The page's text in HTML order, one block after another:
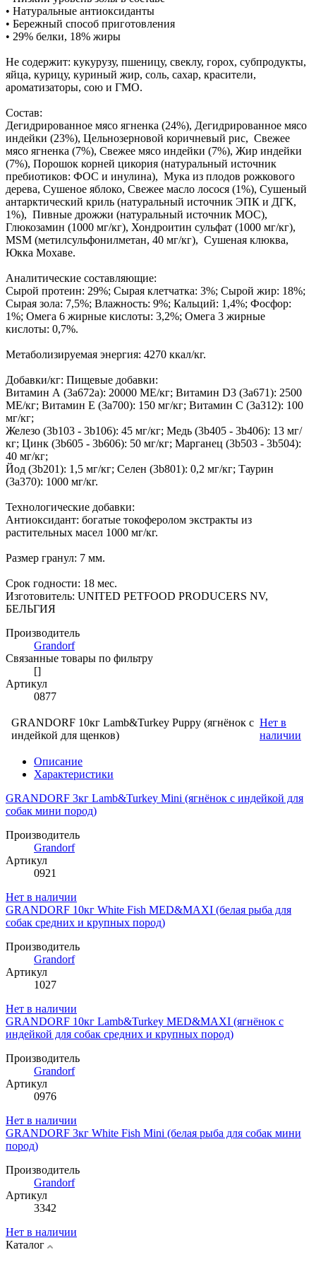
• Натуральные антиоксиданты
• Бережный способ приготовления
• 29% белки, 18% жиры
Не содержит: кукурузу, пшеницу, свеклу, горох, субпродукты,
яйца, курицу, куриный жир, соль, сахар, красители,
ароматизаторы, сою и ГМО.
Состав:
Дегидрированное мясо ягненка (24%), Дегидрированное мясо
индейки (23%), Цельнозерновой коричневый рис, Свежее
мясо ягненка (7%), Свежее мясо индейки (7%), Жир индейки
(7%), Порошок корней цикория (натуральный источник
пребиотиков: ФОС и инулина), Мука из плодов рожкового
дерева, Сушеное яблоко, Свежее масло лосося (1%), Сушеный
антарктический криль (натуральный источник ЭПК и ДГК,
1%), Пивные дрожжи (натуральный источник МОС),
Глюкозамин (1000 мг/кг), Хондроитин сульфат (1000 мг/кг),
MSM (метилсульфонилметан, 40 мг/кг), Сушеная клюква,
Юкка Мохаве.
Аналитические составляющие:
Сырой протеин: 29%; Сырая клетчатка: 3%; Сырой жир: 18%;
Сырая зола: 7,5%; Влажность: 9%; Кальций: 1,4%; Фосфор:
1%; Омега 6 жирные кислоты: 3,2%; Омега 3 жирные
кислоты: 0,7%.
Метаболизируемая энергия: 4270 ккал/кг.
Добавки/кг: Пищевые добавки:
Витамин А (3а672а): 20000 МЕ/кг; Витамин D3 (3а671): 2500
МЕ/кг; Витамин Е (3а700): 150 мг/кг; Витамин С (3а312): 100
мг/кг;
Железо (3b103 - 3b106): 45 мг/кг; Медь (3b405 - 3b406): 13 мг/
кг; Цинк (3b605 - 3b606): 50 мг/кг; Марганец (3b503 - 3b504):
40 мг/кг;
Йод (3b201): 1,5 мг/кг; Селен (3b801): 0,2 мг/кг; Таурин
(3a370): 1000 мг/кг.
Технологические добавки:
Антиоксидант: богатые токоферолом экстракты из
растительных масел 1000 мг/кг.
Размер гранул: 7 мм.
Срок годности: 18 мес.
Изготовитель: UNITED PETFOOD PRODUCERS NV,
БЕЛЬГИЯ
Производитель
Grandorf
Связанные товары по фильтру
[]
Артикул
0877
GRANDORF 10кг Lamb&Turkey Puppy (ягнёнок с
индейкой для щенков)
Нет в
наличии
Описание
Характеристики
GRANDORF 3кг Lamb&Turkey Mini (ягнёнок с индейкой для
собак мини пород)
Производитель
Grandorf
Артикул
0921
Нет в наличии
GRANDORF 10кг White Fish MED&MAXI (белая рыба для
собак средних и крупных пород)
Производитель
Grandorf
Артикул
1027
Нет в наличии
GRANDORF 10кг Lamb&Turkey MED&MAXI (ягнёнок с
индейкой для собак средних и крупных пород)
Производитель
Grandorf
Артикул
0976
Нет в наличии
GRANDORF 3кг White Fish Mini (белая рыба для собак мини
пород)
Производитель
Grandorf
Артикул
3342
Нет в наличии
Каталог